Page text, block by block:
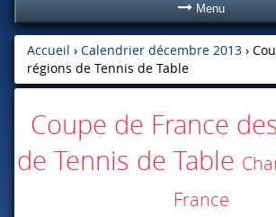
Menu
Accueil ›Calendrier décembre 2013 ›
régions de Tennis de Table
Coupe de France
de Tennis de Table
France